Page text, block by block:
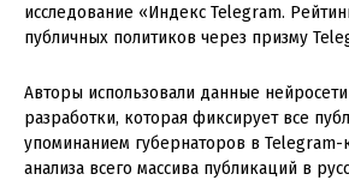
исследование «Индекс Telegram.
публичных политиков через призму
Авторы использовали данные
разработки, которая фиксирует все
упоминанием губернаторов в Telegram-
анализа всего массива публикаций в